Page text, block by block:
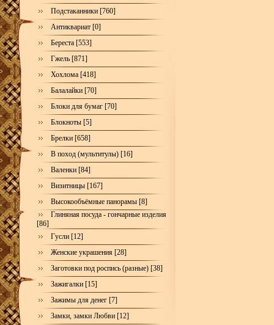
Подстаканники [760]
Антиквариат [0]
Береста [553]
Гжель [871]
Хохлома [418]
Балалайки [70]
Блоки для бумаг [70]
Блокноты [5]
Брелки [658]
В поход (мультитулы) [16]
Валенки [84]
Визитницы [167]
Высокообъёмные панорамы [8]
Глиняная посуда - гончарные изделия
[86]
Гусли [12]
Женские украшения [28]
Заготовки под роспись (разные) [38]
Зажигалки [15]
Зажимы для денег [7]
Замки, замки Любви [12]